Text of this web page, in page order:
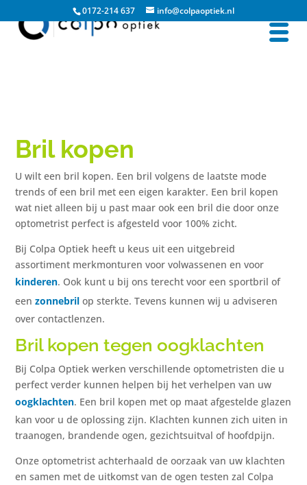
0172-214 637 info@colpaoptiek.nl
Bril kopen
U wilt een bril kopen. Een bril volgens de laatste mode
trends of een bril met een eigen karakter. Een bril kopen
wat niet alleen bij u past maar ook een bril die door onze
optometrist perfect is afgesteld voor 100% zicht.
Bij Colpa Optiek heeft u keus uit een uitgebreid
assortiment merkmonturen voor volwassenen en voor
kinderen. Ook kunt u bij ons terecht voor een sportbril of
eenzonnebril op sterkte. Tevens kunnen wij u adviseren
over contactlenzen.
Bril kopen tegen oogklachten
Bij Colpa Optiek werken verschillende optometristen die u
perfect verder kunnen helpen bij het verhelpen van uw
oogklachten. Een bril kopen met op maat afgestelde glazen
kan voor u de oplossing zijn. Klachten kunnen zich uiten in
traanogen, brandende ogen, gezichtsuitval of hoofdpijn.
Onze optometrist achterhaald de oorzaak van uw klachten
en samen met de uitkomst van de ogen testen zal Colpa